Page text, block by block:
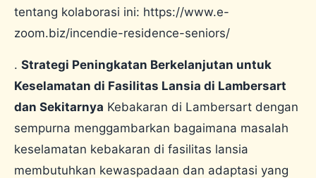
tentang kolaborasi ini: https://www.e-
zoom.biz/incendie-residence-seniors/
. Strategi Peningkatan Berkelanjutan untuk
Keselamatan di Fasilitas Lansia di Lambersart
dan Sekitarnya Kebakaran di Lambersart dengan
sempurna menggambarkan bagaimana masalah
keselamatan kebakaran di fasilitas lansia
membutuhkan kewaspadaan dan adaptasi yang